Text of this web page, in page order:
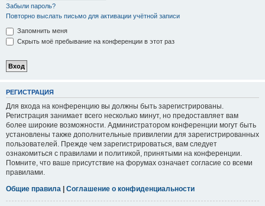
Забыли пароль?
Повторно выслать письмо для активации учётной записи
Запомнить меня
Скрыть моё пребывание на конференции в этот раз
РЕГИСТРАЦИЯ
Для входа на конференцию вы должны быть зарегистрированы.
Регистрация занимает всего несколько минут, но предоставляет вам
более широкие возможности. Администратором конференции могут быть
установлены также дополнительные привилегии для зарегистрированных
пользователей. Прежде чем зарегистрироваться, вам следует
ознакомиться с правилами и политикой, принятыми на конференции.
Помните, что ваше присутствие на форумах означает согласие со всеми
правилами.
Общие правила | Соглашение о конфиденциальности